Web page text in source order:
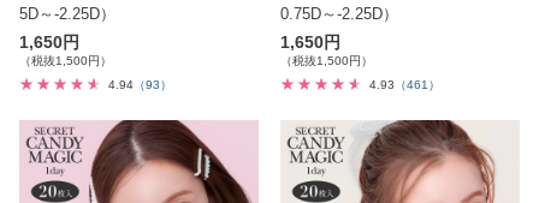
5D～-2.25D）
1,650円
（税抜1,500円）
4.94 （93）
0.75D～-2.25D）
1,650円
（税抜1,500円）
4.93
（461）